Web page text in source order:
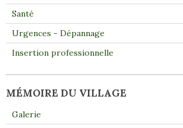
Santé
Urgences - Dépannage
Insertion professionnelle
MÉMOIRE DU VILLAGE
Galerie